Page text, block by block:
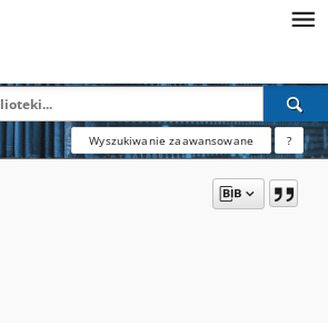
Wyszukiwanie zaawansowane ?